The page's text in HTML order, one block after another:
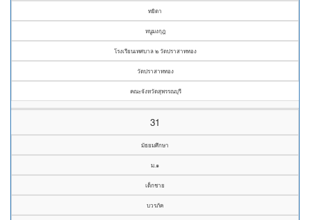
ทยิดา
หนูมงกุฎ
โรงเรียนเทศบาล ๒ วัดปราสาททอง
วัดปราสาททอง
คณะจังหวัดสุพรรณบุรี
31
มัธยมศึกษา
ม.๑
เด็กชาย
บวรภัค